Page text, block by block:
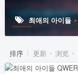
최애의 아이들
排序 更新 浏览